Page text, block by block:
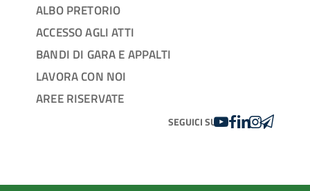
ALBO PRETORIO
ACCESSO AGLI ATTI
BANDI DI GARA E APPALTI
LAVORA CON NOI
AREE RISERVATE
SEGUICI SUYOUTUBE
FACEBOOK
LINKEDIN
INSTAGRAM